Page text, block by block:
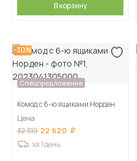
В корзину
-30%
Спецпредложение
Комод с 6-ю ящиками Норден
Цена
32 310 22 620
за 1 день